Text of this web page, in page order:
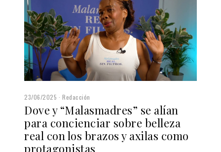
23/06/2025 Redacción
Dove y “Malasmadres” se alían
para concienciar sobre belleza
real con los brazos y axilas como
protagonistas